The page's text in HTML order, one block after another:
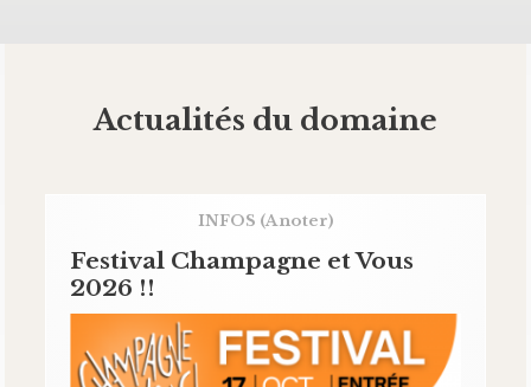
Actualités du domaine
INFOS (A noter)
Festival Champagne et Vous
2026 !!